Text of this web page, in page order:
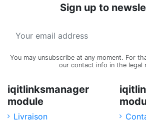
Sign up to
You may unsubscribe at any moment. For
our contact info in the legal
iqitlinksmanager
module
Livraison